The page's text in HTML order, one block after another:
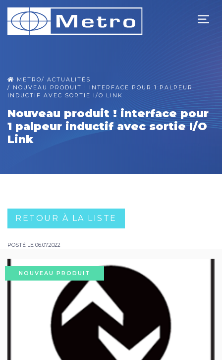
METRO/ ACTUALITÉS
/ NOUVEAU PRODUIT ! INTERFACE POUR 1 PALPEUR
INDUCTIF AVEC SORTIE I/O LINK
Nouveau produit ! interface pour
1 palpeur inductif avec sortie I/O
Link
RETOUR À LA LISTE
POSTÉ LE 06.07.2022
NOUVEAU PRODUIT